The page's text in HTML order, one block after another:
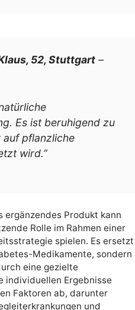
52, Stuttgart –
Es ist beruhigend zu
auf pflanzliche
wird.”
ergänzendes Produkt kann
Rolle im Rahmen einer
spielen. Es ersetzt
Medikamente, sondern
eine gezielte
individuellen Ergebnisse
Faktoren ab, darunter
und